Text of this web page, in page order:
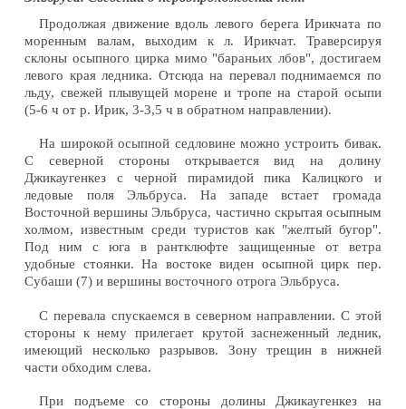
Продолжая движение вдоль левого берега Ирикчата по
моренным валам, выходим к л. Ирикчат. Траверсируя
склоны осыпного цирка мимо "бараньих лбов", достигаем
левого края ледника. Отсюда на перевал поднимаемся по
льду, свежей плывущей морене и тропе на старой осыпи
(5-6 ч от р. Ирик, 3-3,5 ч в обратном направлении).
На широкой осыпной седловине можно устроить бивак.
С северной стороны открывается вид на долину
Джикаугенкез с черной пирамидой пика Калицкого и
ледовые поля Эльбруса. На западе встает громада
Восточной вершины Эльбруса, частично скрытая осыпным
холмом, известным среди туристов как "желтый бугор".
Под ним с юга в рантклюфте защищенные от ветра
удобные стоянки. На востоке виден осыпной цирк пер.
Субаши (7) и вершины восточного отрога Эльбруса.
С перевала спускаемся в северном направлении. С этой
стороны к нему прилегает крутой заснеженный ледник,
имеющий несколько разрывов. Зону трещин в нижней
части обходим слева.
При подъеме со стороны долины Джикаугенкез на